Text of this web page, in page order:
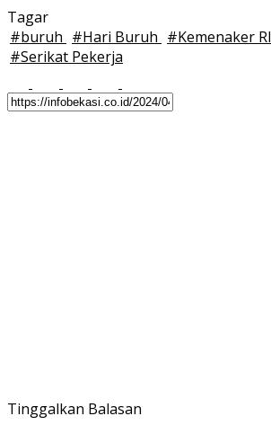
Tagar
#buruh #Hari Buruh #Kemenaker RI
#Serikat Pekerja
Tinggalkan Balasan